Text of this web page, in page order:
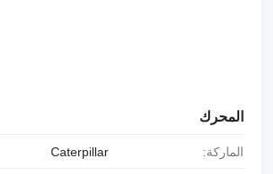
المحرك
الماركة: Caterpillar